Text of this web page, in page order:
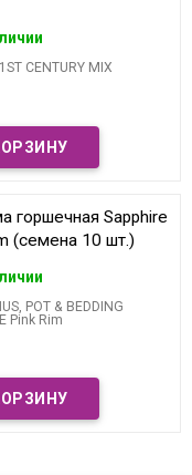
CENTURY MIX
горшечная Sapphire
(семена 10 шт.)
POT & BEDDING
Pink Rim